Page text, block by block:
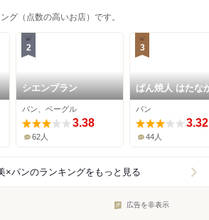
グ（点数の高いお店）です。
2
シエンブラン
パン、ベーグル
3.38
62人
3
ぱん焼人 はたな
みきお
パン
3.32
44人
×パンのランキングをもっと見る
広告を非表示